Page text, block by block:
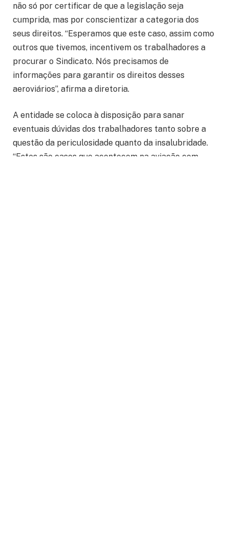
não só por certificar de que a legislação seja
cumprida, mas por conscientizar a categoria dos
seus direitos. “Esperamos que este caso, assim como
outros que tivemos, incentivem os trabalhadores a
procurar o Sindicato. Nós precisamos de
informações para garantir os direitos desses
aeroviários”, afirma a diretoria.
A entidade se coloca à disposição para sanar
eventuais dúvidas dos trabalhadores tanto sobre a
questão da periculosidade quanto da insalubridade.
“Estes são casos que acontecem na aviação com